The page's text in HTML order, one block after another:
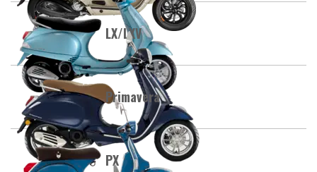
LX/LXV
Primavera
PX